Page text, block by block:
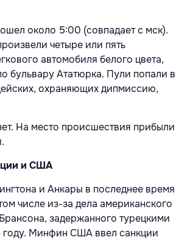
около 5:00 (совпадает с мск).
четыре или пять
автомобиля белого цвета,
бульвару Ататюрка. Пули попали в
охраняющих дипмиссию,
На место происшествия прибыли
и США
и Анкары в последнее время
числе из-за дела американского
задержанного турецкими
году. Минфин США ввел санкции